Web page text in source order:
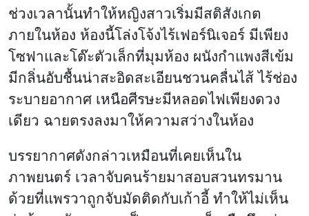
ช่วงเวลานั้นทำให้หญิงสาวเริ่มมีสติสังเกต
ภายในห้อง ห้องนี้โล่งโจ้งไร้เฟอร์นิเจอร์ มีเพียง
โซฟาและโต๊ะตัวเล็กที่มุมห้อง ผนังกำแพงสีเข้ม
มีกลิ่นอับชื้นน่าสะอิดสะเอียนชวนคลื่นไส้ ไร้ช่อง
ระบายอากาศ เหนือศีรษะมีหลอดไฟเพียงดวง
เดียว ฉายตรงลงมาให้ความสว่างในห้อง
บรรยากาศดังกล่าวเหมือนที่เคยเห็นใน
ภาพยนตร์ เวลาจับคนร้ายมาสอบสวนทรมาน
ด้วยที่แพรวาถูกจับมัดติดกับเก้าอี้ ทำให้ไม่เห็น